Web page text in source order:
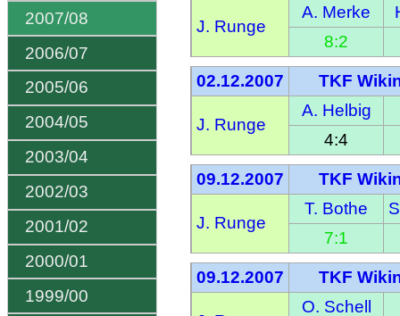
2007/08
2006/07
2005/06
2004/05
2003/04
2002/03
2001/02
2000/01
1999/00
J. Runge
A. Merke
8:2
02.12.2007 TKF
J. Runge
A. Helbig
4:4
09.12.2007 TKF
J. Runge
T. Bothe
7:1
09.12.2007 TKF
O. Schell